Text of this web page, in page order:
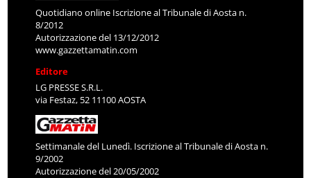
Quotidiano online Iscrizione al Tribunale di Aosta n.
8/2012
Autorizzazione del 13/12/2012
www.gazzettamatin.com
Editore
LG PRESSE S.R.L.
via Festaz, 52 11100 AOSTA
Settimanale del Lunedì. Iscrizione al Tribunale di Aosta n.
9/2002
Autorizzazione del 20/05/2002